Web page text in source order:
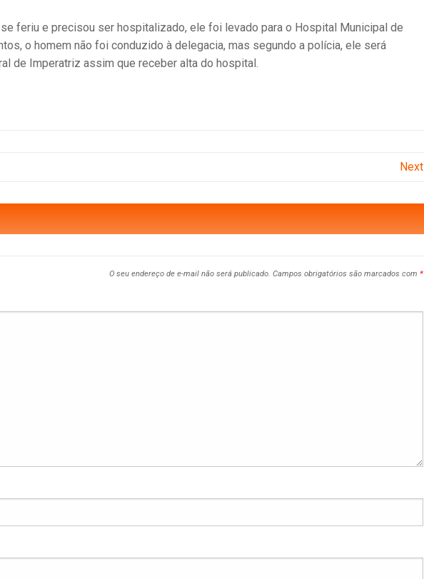
feriu e precisou ser hospitalizado, ele foi levado para o Hospital Municipal de
o homem não foi conduzido à delegacia, mas segundo a polícia, ele será
de Imperatriz assim que receber alta do hospital.
Next
O seu endereço de e-mail não será publicado. Campos obrigatórios são marcados com *